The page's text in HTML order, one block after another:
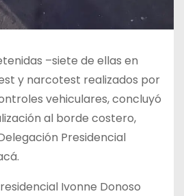
–siete de ellas en
y narcotest realizados por
vehiculares, concluyó
al borde costero,
Presidencial
Ivonne Donoso